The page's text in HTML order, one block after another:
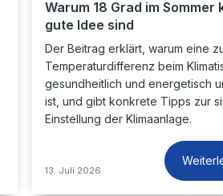
Warum 18 Grad im Sommer
gute Idee sind
Der Beitrag erklärt, warum eine
Temperaturdifferenz beim
gesundheitlich und energetisch
ist, und gibt konkrete Tipps zur
Einstellung der Klimaanlage.
13. Juli 2026